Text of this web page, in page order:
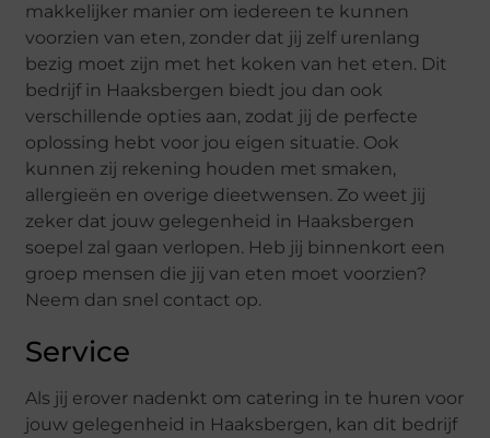
makkelijker manier om iedereen te kunnen
voorzien van eten, zonder dat jij zelf urenlang
bezig moet zijn met het koken van het eten. Dit
bedrijf in Haaksbergen biedt jou dan ook
verschillende opties aan, zodat jij de perfecte
oplossing hebt voor jou eigen situatie. Ook
kunnen zij rekening houden met smaken,
allergieën en overige dieetwensen. Zo weet jij
zeker dat jouw gelegenheid in Haaksbergen
soepel zal gaan verlopen. Heb jij binnenkort een
groep mensen die jij van eten moet voorzien?
Neem dan snel contact op.
Service
Als jij erover nadenkt om catering in te huren voor
jouw gelegenheid in Haaksbergen, kan dit bedrijf